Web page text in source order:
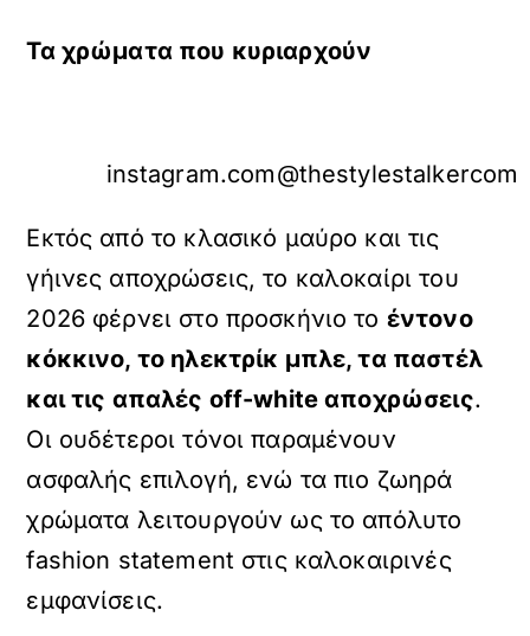
Τα χρώματα που κυριαρχούν
instagram.com@thestylestalkercom
Εκτός από το κλασικό μαύρο και τις
γήινες αποχρώσεις, το καλοκαίρι του
2026 φέρνει στο προσκήνιο το έντονο
κόκκινο, το ηλεκτρίκ μπλε, τα παστέλ
και τις απαλές off-white αποχρώσεις.
Οι ουδέτεροι τόνοι παραμένουν
ασφαλής επιλογή, ενώ τα πιο ζωηρά
χρώματα λειτουργούν ως το απόλυτο
fashion statement στις καλοκαιρινές
εμφανίσεις.